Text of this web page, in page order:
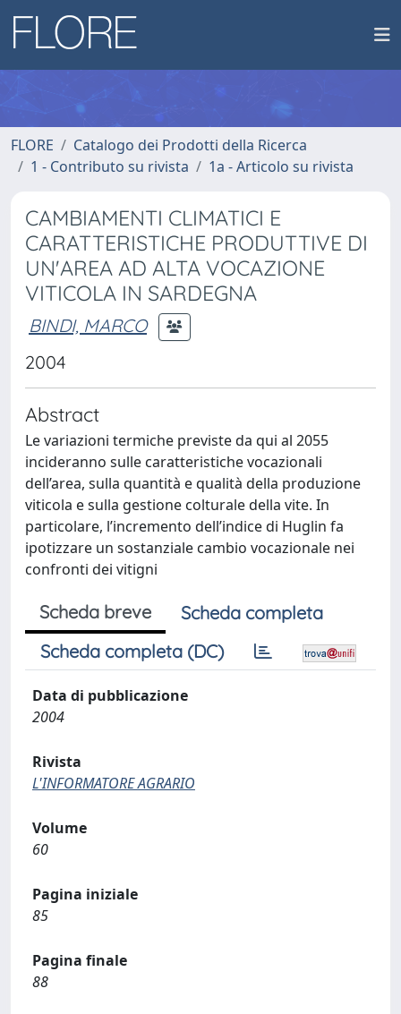
FLORE
Catalogo dei Prodotti della Ricerca
1 - Contributo su rivista
1a - Articolo su rivista
CAMBIAMENTI CLIMATICI E
CARATTERISTICHE PRODUTTIVE DI
UN'AREA AD ALTA VOCAZIONE
VITICOLA IN SARDEGNA
BINDI, MARCO
2004
Abstract
Le variazioni termiche previste da qui al 2055
incideranno sulle caratteristiche vocazionali
dell’area, sulla quantità e qualità della produzione
viticola e sulla gestione colturale della vite. In
particolare, l’incremento dell’indice di Huglin fa
ipotizzare un sostanziale cambio vocazionale nei
confronti dei vitigni
Scheda breve
Scheda completa
Scheda completa (DC)
Data di pubblicazione
2004
Rivista
L'INFORMATORE AGRARIO
Volume
60
Pagina iniziale
85
Pagina finale
88